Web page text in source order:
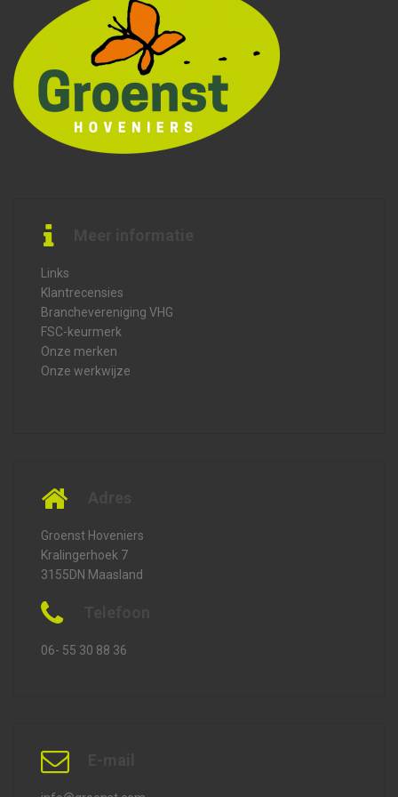
Links
Klantrecensies
Branchevereniging VHG
FSC-keurmerk
Onze merken
Onze werkwijze
Groenst Hoveniers
Kralingerhoek 7
3155DN Maasland
06- 55 30 88 36